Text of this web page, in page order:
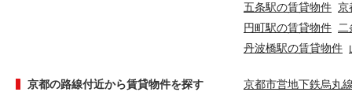
五条駅の賃貸物件 京
円町駅の賃貸物件
丹波橋駅の賃貸物件
京都の路線付近から賃貸物件を探す
京都市営地下鉄烏丸